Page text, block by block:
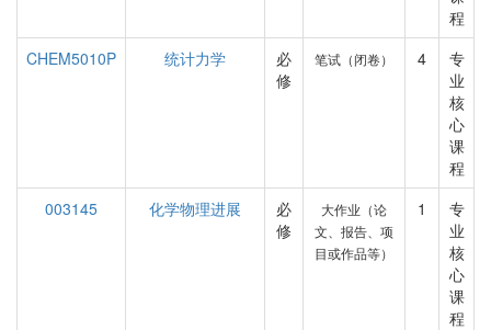
程
CHEM5010P
统计力学
必
修
笔试（闭卷） 4
专
业
核
心
课
程
003145
化学物理进展
必
修
大作业（论
文、报告、项
目或作品等）
1
专
业
核
心
课
程